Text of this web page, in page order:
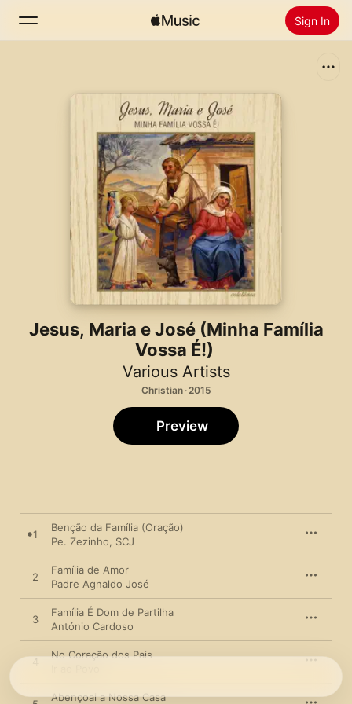
Sign In
Install Apple Music
Jesus, Maria e José (Minha Família
Vossa É!)
Various Artists
Christian · 2015
Preview
1
Benção da Família (Oração)
Pe. Zezinho
SCJ
2
Família de Amor
Padre Agnaldo José
3
Família É Dom de Partilha
António Cardoso
4
No Coração dos Pais
Abençoai a Nossa Casa